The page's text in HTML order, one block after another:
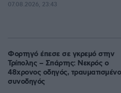
07.08.2026, 23:43
Φορτηγό έπεσε σε γκρεμό στην
Τρίπολης – Σπάρτης: Νεκρός ο
48χρονος οδηγός,
συνοδηγός